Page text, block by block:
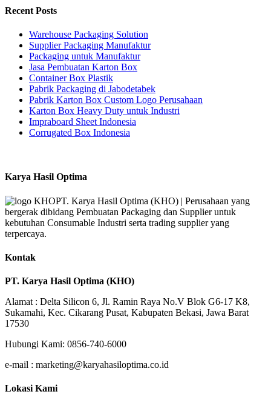
Recent Posts
Warehouse Packaging Solution
Supplier Packaging Manufaktur
Packaging untuk Manufaktur
Jasa Pembuatan Karton Box
Container Box Plastik
Pabrik Packaging di Jabodetabek
Pabrik Karton Box Custom Logo Perusahaan
Karton Box Heavy Duty untuk Industri
Impraboard Sheet Indonesia
Corrugated Box Indonesia
Karya Hasil Optima
PT. Karya Hasil Optima (KHO) | Perusahaan yang
bergerak dibidang Pembuatan Packaging dan Supplier untuk
kebutuhan Consumable Industri serta trading supplier yang
terpercaya.
Kontak
PT. Karya Hasil Optima (KHO)
Alamat : Delta Silicon 6, Jl. Ramin Raya No.V Blok G6-17 K8,
Sukamahi, Kec. Cikarang Pusat, Kabupaten Bekasi, Jawa Barat
17530
Hubungi Kami: 0856-740-6000
e-mail : marketing@karyahasiloptima.co.id
Lokasi Kami